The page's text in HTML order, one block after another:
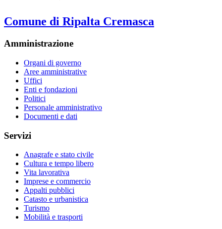
Comune di Ripalta Cremasca
Amministrazione
Organi di governo
Aree amministrative
Uffici
Enti e fondazioni
Politici
Personale amministrativo
Documenti e dati
Servizi
Anagrafe e stato civile
Cultura e tempo libero
Vita lavorativa
Imprese e commercio
Appalti pubblici
Catasto e urbanistica
Turismo
Mobilità e trasporti